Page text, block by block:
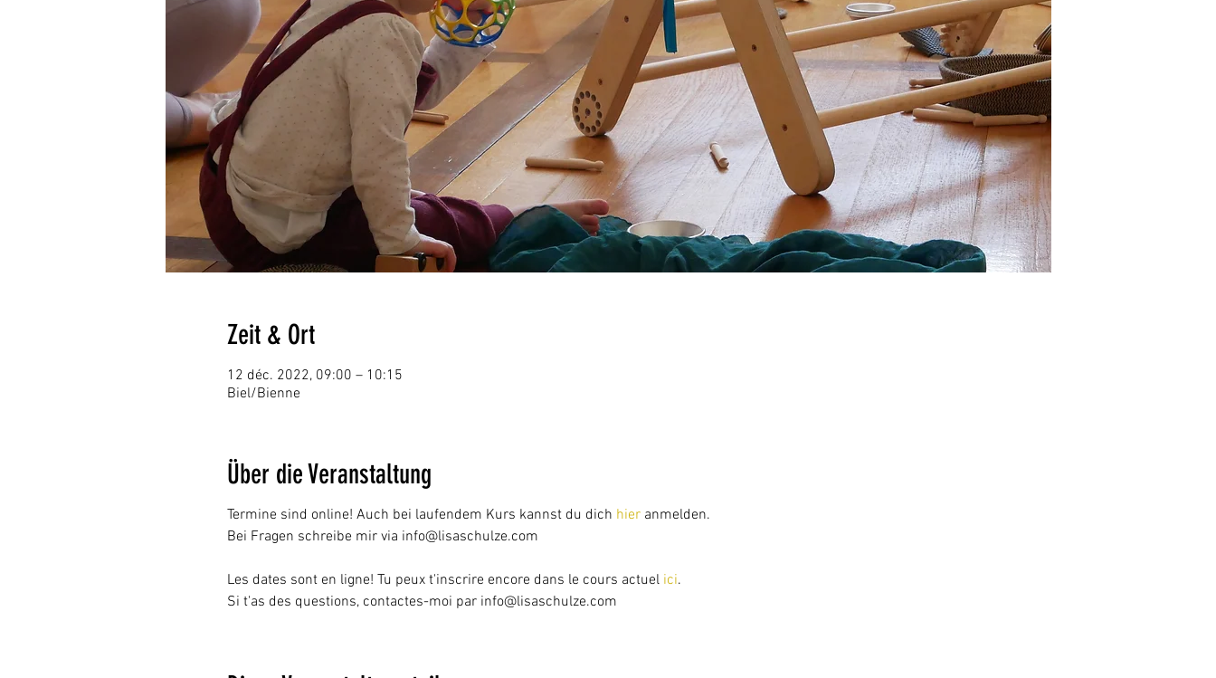
Zeit & Ort
12 déc. 2022, 09:00 – 10:15
Biel/Bienne
Über die Veranstaltung
Termine sind online! Auch bei laufendem Kurs kannst du dich hieranmelden.
Bei Fragen schreibe mir via info@lisaschulze.com
Les dates sont en ligne! Tu peux t'inscrire encore dans le cours actuel ici.
Si t'as des questions, contactes-moi par info@lisaschulze.com